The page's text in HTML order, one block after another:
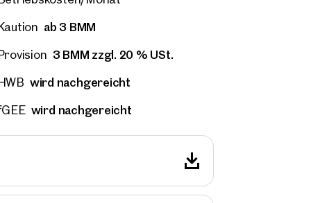
ab 3 BMM
3 BMM zzgl. 20 % USt.
wird nachgereicht
wird nachgereicht